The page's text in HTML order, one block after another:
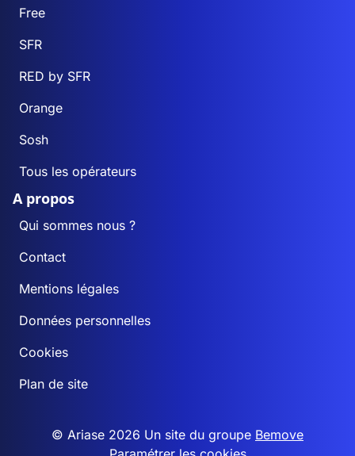
Free
SFR
RED by SFR
Orange
Sosh
Tous les opérateurs
A propos
Qui sommes nous ?
Contact
Mentions légales
Données personnelles
Cookies
Plan de site
© Ariase 2026 Un site du groupe Bemove